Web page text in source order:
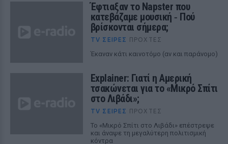
Έφτιαξαν το Napster που
κατεβάζαμε μουσική ‑ Πού
βρίσκονται σήμερα;
TV ΣΕΙΡΈΣ ΠΡΟΧΤΈΣ
Έκαναν κάτι καινοτόμο (αν και παράνομο)
Explainer: Γιατί η Αμερική
τσακώνεται για το «Μικρό Σπίτι
στο Λιβάδι»;
TV ΣΕΙΡΈΣ ΠΡΟΧΤΈΣ
Το «Μικρό Σπίτι στο Λιβάδι» επέστρεψε
και άναψε τη μεγαλύτερη πολιτισμική
κόντρα